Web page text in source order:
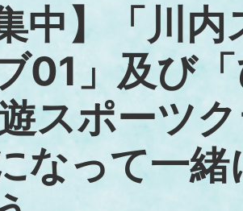
中】「川
01」及び
スポーツ
なって一緒